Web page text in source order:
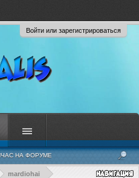
Войти или зарегистрироваться
mardiohai
НА ФОРУМЕ
ПРОФИЛЯ